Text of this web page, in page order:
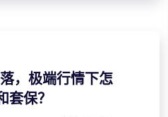
，极端行情下怎
套保？